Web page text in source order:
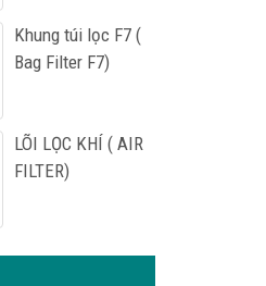
Khung túi lọc F7 (
Bag Filter F7)
LÕI LỌC KHÍ ( AIR
FILTER)